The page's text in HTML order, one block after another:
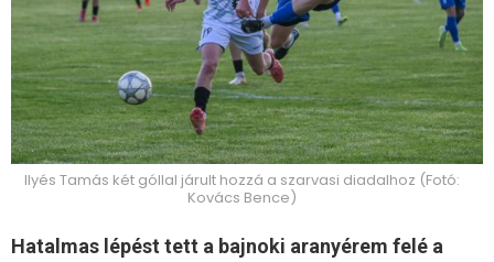
Ilyés Tamás két góllal járult hozzá a szarvasi diadalhoz (Fotó:
Kovács Bence)
Hatalmas lépést tett a bajnoki aranyérem felé a